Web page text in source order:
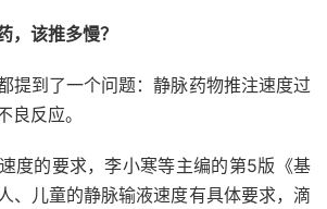
，该推多慢？
提到了一个问题：静脉药物推注速度过
良反应。
度的要求，李小寒等主编的第5版《基
、儿童的静脉输液速度有具体要求，滴